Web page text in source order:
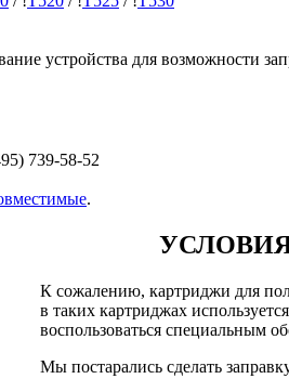
устройства для возможности
739-58-52
.
К сожалению, картриджи для
в таких картриджах
воспользоваться специальным
Мы постарались сделать